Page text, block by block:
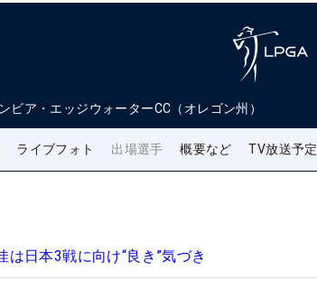
ビア・エッジウォーターCC（オレゴン州）
ライブフォト 出場選手 概要など TV放送予定
日本3戦に向け“良き”気づき